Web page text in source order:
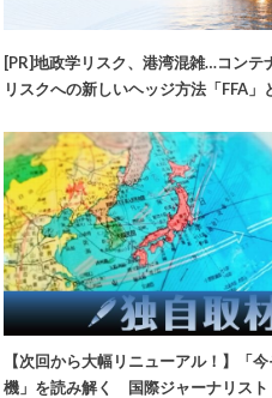
[PR]地政学リスク、港湾混雑…コンテ
リスクへの新しいヘッジ方法「FFA」
【次回から大幅リニューアル！】「
機」を読み解く 国際ジャーナリスト